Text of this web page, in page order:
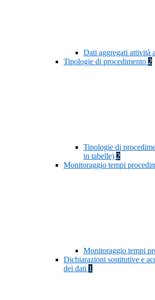
Dati aggregati attività
Tipologie di procedimento 2
Tipologie di
in tabelle) 2
Monitoraggio tempi
Monitoraggio tempi
Dichiarazioni sostitutive e
dei dati 1